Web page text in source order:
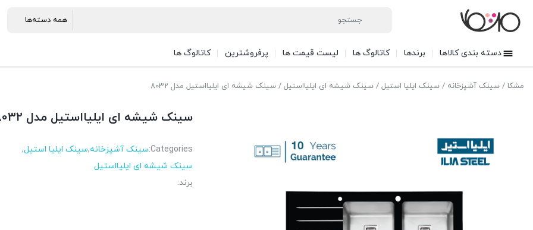
دسته بندی کالاها برندها کاتالوگ ها لیست قیمت ها پرفروشترین کاتالوگ ها
مشکا / سینک آشپزخانه / سینک ایلیا استیل / سینک شیشه ای ایلیااستیل / سینک شیشه ای ایلیااستیل مدل 8032
سینک شیشه ای ایلیااستیل مدل 8032
Categories: سینک آشپزخانه,سینک ایلیا استیل,
سینک شیشه ای ایلیااستیل
برند: